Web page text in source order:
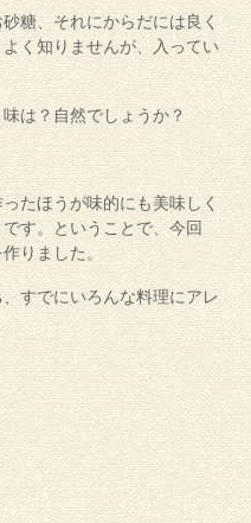
糖、それにからだには良く
く知りませんが、入ってい
は？自然でしょうか？
たほうが味的にも美味しく
す。ということで、今回
りました。
すでにいろんな料理にアレ